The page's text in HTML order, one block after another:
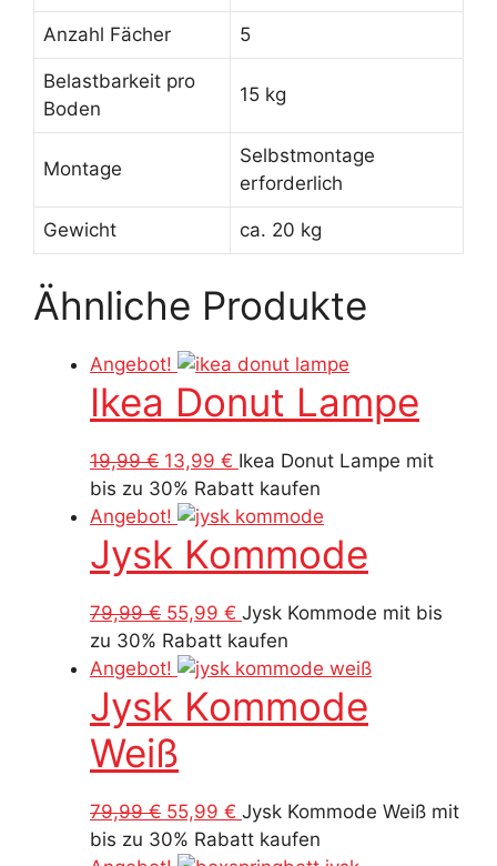
Anzahl Fächer 5
Belastbarkeit pro
Boden
15 kg
Montage
Selbstmontage
erforderlich
Gewicht ca. 20 kg
Ähnliche Produkte
Angebot!
Ikea Donut Lampe
19,99€ Ursprünglicher
Preis
war:
19,99 €
13,99 € Aktueller
Preis
ist:
13,99 €.
Ikea Donut Lampe mit
bis zu 30% Rabatt kaufen
Angebot!
Jysk Kommode
79,99€ Ursprünglicher
Preis
war:
79,99 €
55,99 € Aktueller
Preis
ist:
55,99 €.
Jysk Kommode mit bis
zu 30% Rabatt kaufen
Angebot!
Jysk Kommode
Weiß
79,99€ Ursprünglicher
Preis
55,99 € Aktueller
Preis
Jysk Kommode Weiß mit
bis zu 30% Rabatt kaufen